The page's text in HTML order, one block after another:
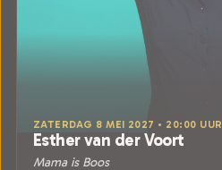
ZATERDAG 8 MEI 2027 • 20:00 UUR
Esther van der Voort
Mama is Boos